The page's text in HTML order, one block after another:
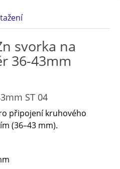
svorka na
36-43mm
ST 04
připojení kruhového
(36–43 mm).